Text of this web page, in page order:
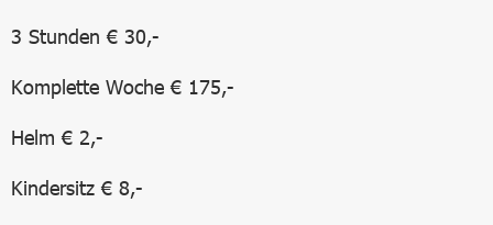
3 Stunden € 30,-
Komplette Woche € 175,-
Helm € 2,-
Kindersitz € 8,-